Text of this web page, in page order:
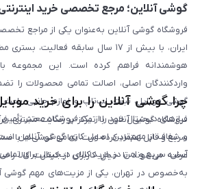
گوشی آنلاین؛ مرجع تخصصی خرید
فروشگاه گوشی آنلاین به‌عنوان یکی از مراجع
ایران، با بیش از ۱۷ سال سابقه
هوشمندانه فراهم کرده است. این مجموعه
واردکنندگان اصلی، اصالت تمامی محصولات را
گوشی موبایل، تبلت، لپ‌تاپ و لوازم جانبی باعث
نیازهای دیجیتال خود را از یک فروشگاه معتبر
و شفاف از مهم‌ترین اصول کاری گوشی آنلاین
آسان، سریع و امن در خرید کالای دیجیتال برای تمامی
چرا گوشی آنلاین را برای خرید
فروشگاه گوشی آنلاین با تمرکز بر رضایت مشتری،
سریع و قابل اعتماد کرده است. تمامی گوشی‌ها با
عرضه می‌شوند تا خیال کاربران از کیفیت کالا
به‌خصوص در تهران، یکی از مزیت‌های مهم گوشی